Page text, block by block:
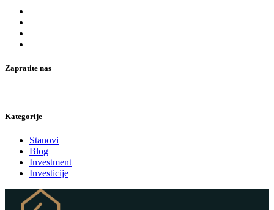
Zapratite nas
Kategorije
Stanovi
Blog
Investment
Investicije